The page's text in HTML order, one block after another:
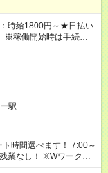
時給1800円～★日払い
※稼働開始時は手続き完
駅
ワークの
就業はご案内できませ